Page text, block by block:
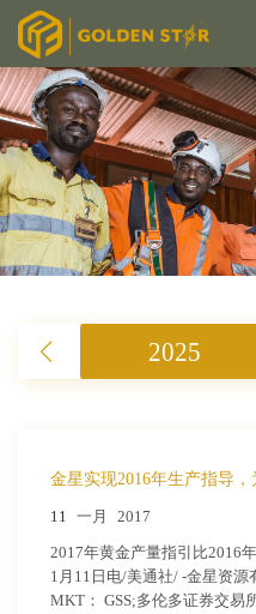
2025
金星实现2016年生产指导，
11 一月 2017
2017年黄金产量指引比2016
1月11日电/美通社/ -金星资
MKT： GSS;多伦多证券交易